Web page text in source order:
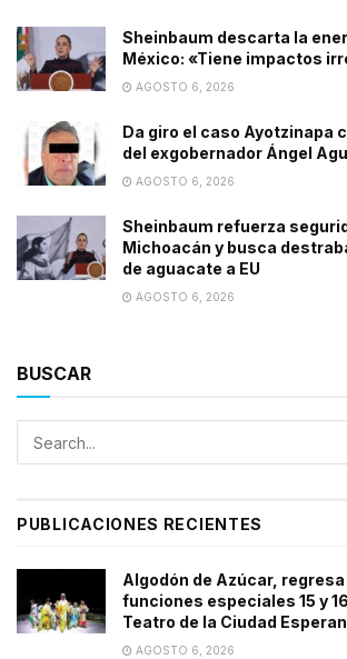
Sheinbaum descarta la
México: «Tiene impactos
AGOSTO 6, 2026
Da giro el caso Ayotzinapa
del exgobernador Ángel
AGOSTO 6, 2026
Sheinbaum refuerza
Michoacán y busca
de aguacate a EU
AGOSTO 6, 2026
BUSCAR
PUBLICACIONES RECIENTES
Algodón de Azúcar,
funciones especiales 15 y
Teatro de la Ciudad
AGOSTO 6, 2026